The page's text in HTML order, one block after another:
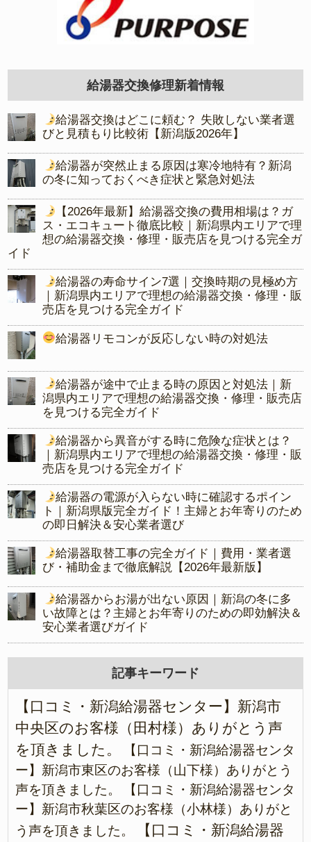
給湯器交換修理新着情報
給湯器交換はどこに頼む？ 失敗しない業者選
びと見積もり比較術【新潟版2026年】
給湯器が突然止まる原因は寒冷地特有？新潟
の冬に知っておくべき症状と緊急対処法
【2026年最新】給湯器交換の費用相場は？ガ
ス・エコキュート徹底比較｜新潟県内エリアで理
想の給湯器交換・修理・販売店を見つける完全ガ
イド
給湯器の寿命サイン7選｜交換時期の見極め方
｜新潟県内エリアで理想の給湯器交換・修理・販
売店を見つける完全ガイド
給湯器リモコンが反応しない時の対処法
給湯器が途中で止まる時の原因と対処法｜新
潟県内エリアで理想の給湯器交換・修理・販売店
を見つける完全ガイド
給湯器から異音がする時に危険な症状とは？
｜新潟県内エリアで理想の給湯器交換・修理・販
売店を見つける完全ガイド
給湯器の電源が入らない時に確認するポイン
ト｜新潟県版完全ガイド！主婦とお年寄りのため
の即日解決＆安心業者選び
給湯器取替工事の完全ガイド｜費用・業者選
び・補助金まで徹底解説【2026年最新版】
給湯器からお湯が出ない原因｜新潟の冬に多
い故障とは？主婦とお年寄りのための即効解決＆
安心業者選びガイド
記事キーワード
【口コミ・新潟給湯器センター】新潟市
中央区のお客様（田村様）ありがとう声
を頂きました。
【口コミ・新潟給湯器センタ
ー】新潟市東区のお客様（山下様）ありがとう
声を頂きました。
【口コミ・新潟給湯器センタ
ー】新潟市秋葉区のお客様（小林様）ありがと
う声を頂きました。
【口コミ・新潟給湯器